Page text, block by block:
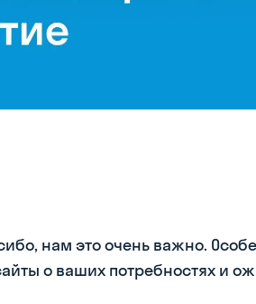
нам это очень важно.
о ваших потребностях и